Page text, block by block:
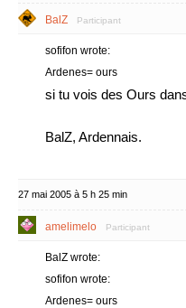
BalZ Participant
sofifon wrote:
Ardenes= ours
si tu vois des Ours
BalZ, Ardennais.
27 mai 2005 à 5 h 25 min
amelimelo Participant
BalZ wrote:
sofifon wrote:
Ardenes= ours